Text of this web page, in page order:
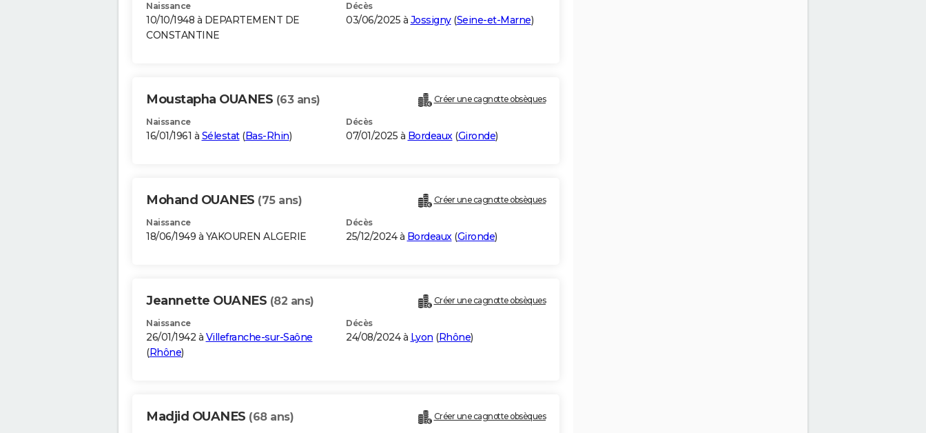
Naissance
10/10/1948 à DEPARTEMENT DE
CONSTANTINE
Décès
03/06/2025 à Jossigny(Seine-et-Marne)
Moustapha OUANES (63 ans) Créer une cagnotte obsèques
Naissance
16/01/1961 à Sélestat(Bas-Rhin)
Décès
07/01/2025 à Bordeaux(Gironde)
Mohand OUANES (75 ans) Créer une cagnotte obsèques
Naissance
18/06/1949 à YAKOUREN ALGERIE
Décès
25/12/2024 à Bordeaux(Gironde)
Jeannette OUANES (82 ans) Créer une cagnotte obsèques
Naissance
26/01/1942 à Villefranche-sur-Saône
(Rhône)
Décès
24/08/2024 à Lyon (Rhône)
Madjid OUANES (68 ans) Créer une cagnotte obsèques